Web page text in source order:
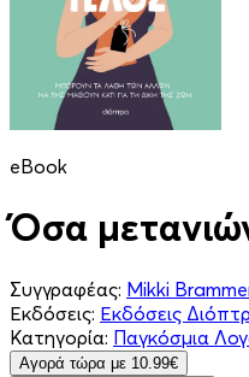
eBook
Όσα
Συγγραφέας: Mikki
Εκδόσεις: Εκδόσεις
Κατηγορία: Παγκόσμια
Aγορά τώρα με 10.99€